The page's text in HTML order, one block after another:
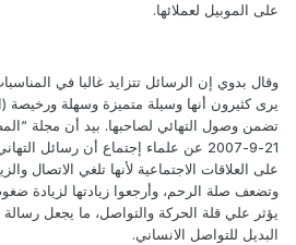
على الموبيل لعملائها.
وقال بدوي إن الرسائل تتزايد غالبا في
يرى كثيرون أنها وسيلة متميزة وسهلة ورخيصة
تضمن وصول التهائي لصاحبها. بيد أن مجلة
21-9-2007 عن علماء إجتماع أن رسائل
على العلاقات الاجتماعية لأنها تلغي الاتصال
وتضعف صلة الرحم، وأرجعوا زيادتها لزيادة ضغوط
يؤثر علي قلة الحركة والتواصل، ما يجعل رسالة
البديل للتواصل الانساني.